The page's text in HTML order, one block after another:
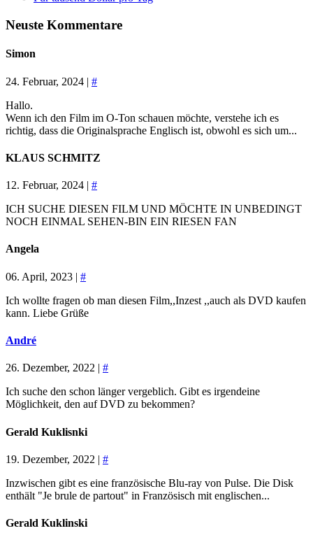
Neuste Kommentare
Simon
24. Februar, 2024 | #
Hallo.
Wenn ich den Film im O-Ton schauen möchte, verstehe ich es
richtig, dass die Originalsprache Englisch ist, obwohl es sich um...
KLAUS SCHMITZ
12. Februar, 2024 | #
ICH SUCHE DIESEN FILM UND MÖCHTE IN UNBEDINGT
NOCH EINMAL SEHEN-BIN EIN RIESEN FAN
Angela
06. April, 2023 | #
Ich wollte fragen ob man diesen Film,,Inzest ,,auch als DVD kaufen
kann. Liebe Grüße
André
26. Dezember, 2022 | #
Ich suche den schon länger vergeblich. Gibt es irgendeine
Möglichkeit, den auf DVD zu bekommen?
Gerald Kuklisnki
19. Dezember, 2022 | #
Inzwischen gibt es eine französische Blu-ray von Pulse. Die Disk
enthält "Je brule de partout" in Französisch mit englischen...
Gerald Kuklinski